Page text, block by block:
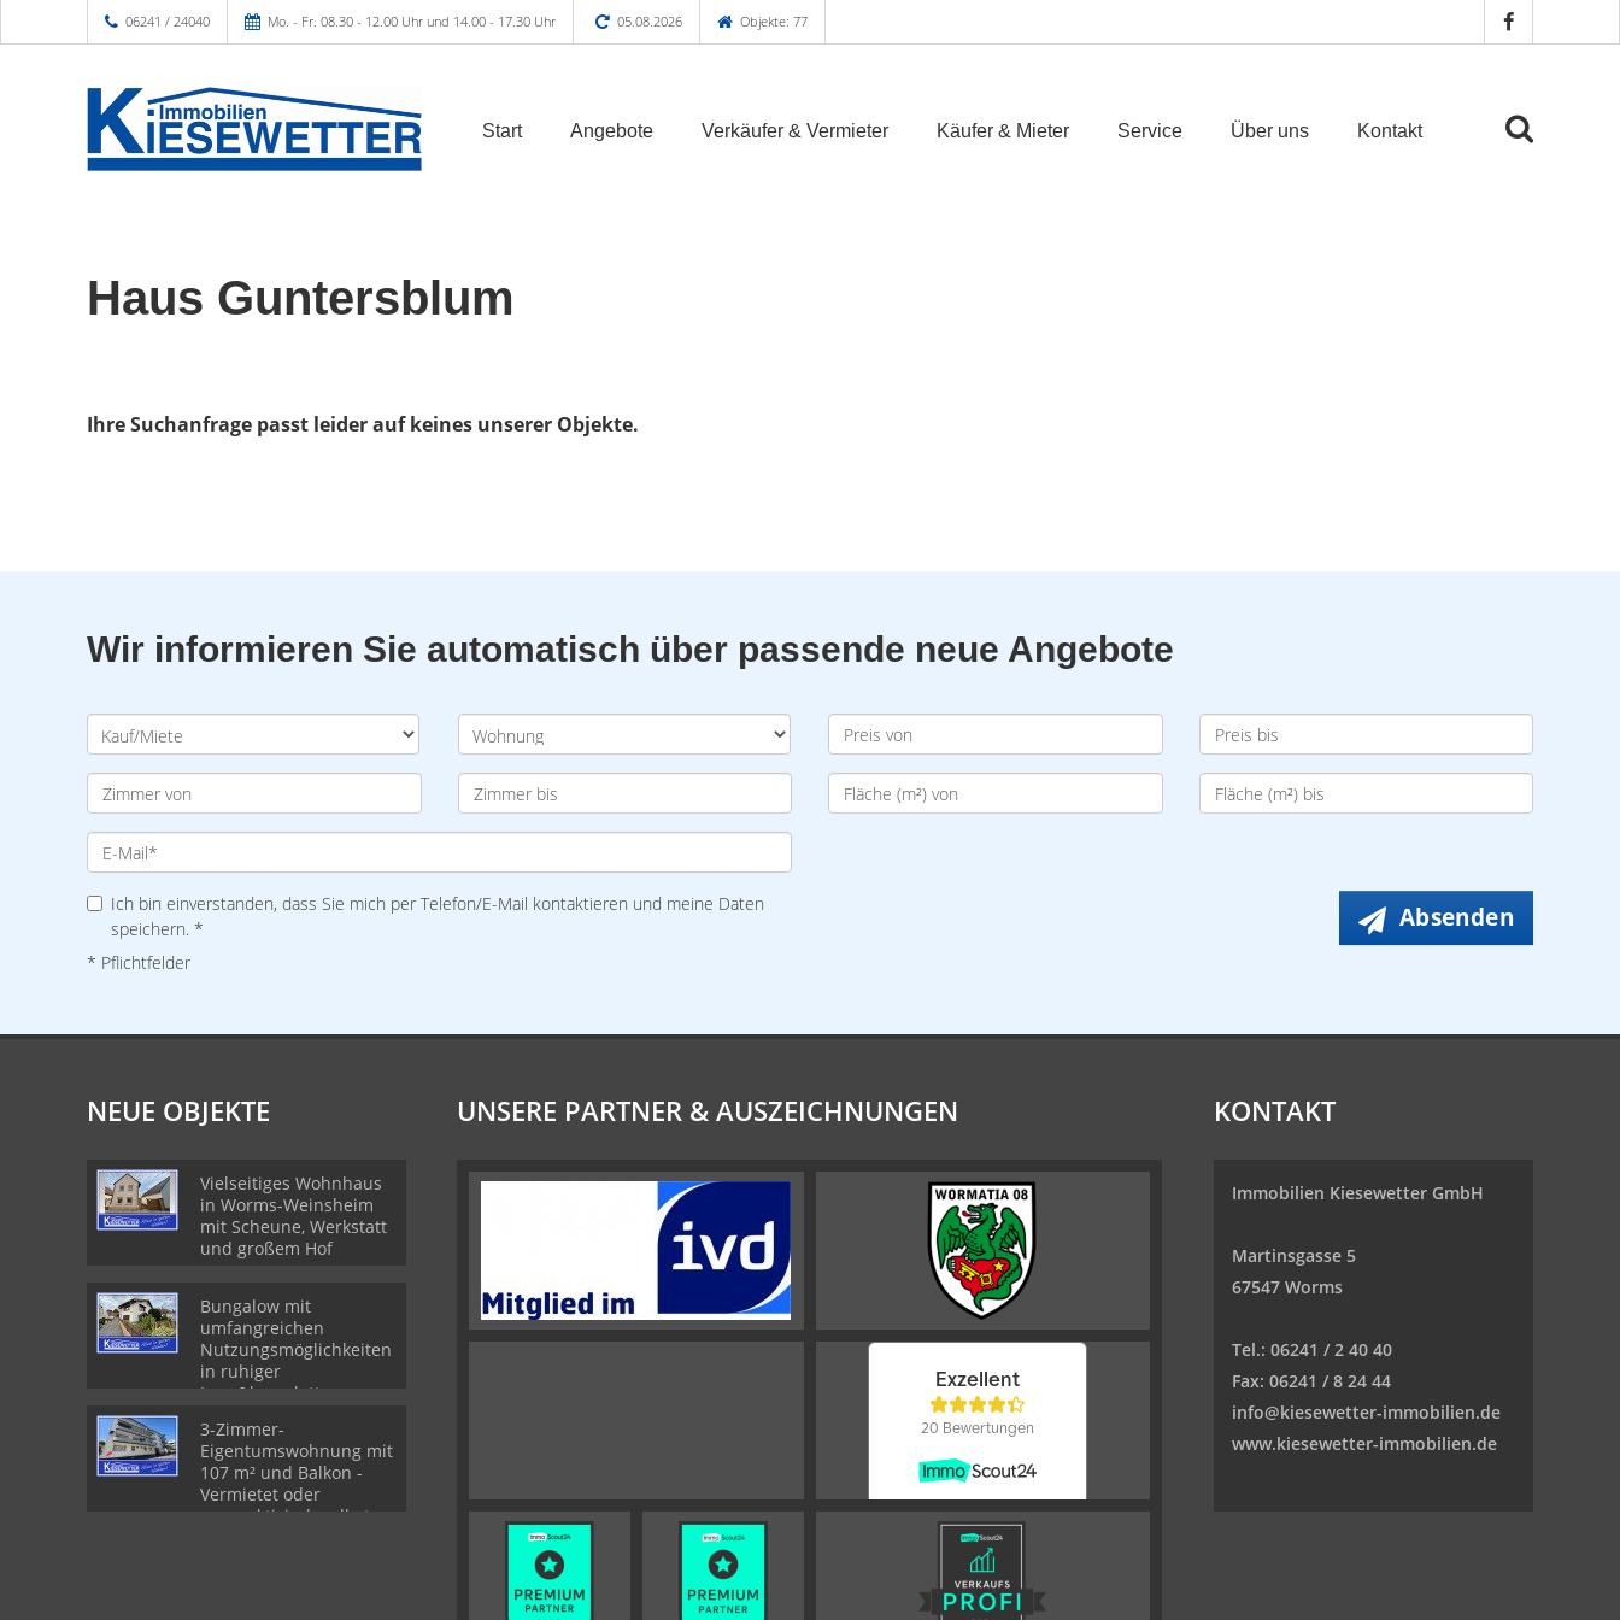
06241 / 24040 Mo. - Fr. 08.30 - 12.00 Uhr und 14.00 - 17.30 Uhr 05.08.2026 Objekte: 77
Start Angebote Verkäufer & Vermieter Käufer & Mieter Service Über uns Kontakt
Haus Guntersblum
Ihre Suchanfrage passt leider auf keines unserer Objekte.
Wir informieren Sie automatisch über passende neue Angebote
Ich bin einverstanden, dass Sie mich per Telefon/E-Mail kontaktieren und meine Daten
speichern. *
* Pflichtfelder
Absenden
NEUE OBJEKTE
Vielseitiges Wohnhaus
in Worms-Weinsheim
mit Scheune, Werkstatt
und großem Hof
Bungalow mit
umfangreichen
Nutzungsmöglichkeiten
in ruhiger
Lage&komplett
Schreinerei
3-Zimmer-
Eigentumswohnung mit
107 m² und Balkon -
Vermietet oder
perspektivisch selbst
UNSERE PARTNER & AUSZEICHNUNGEN KONTAKT
Immobilien Kiesewetter GmbH
Martinsgasse 5
67547 Worms
Tel.: 06241 / 2 40 40
Fax: 06241 / 8 24 44
info@kiesewetter-immobilien.de
www.kiesewetter-immobilien.de